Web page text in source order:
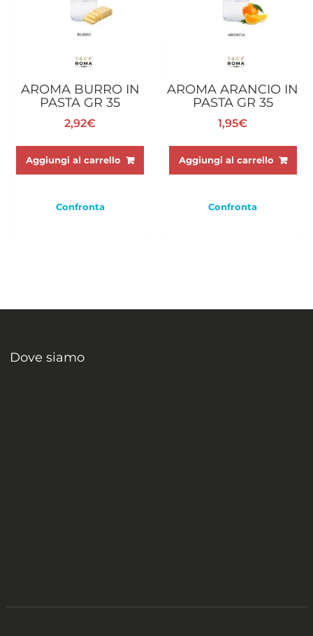
AROMA BURRO IN
PASTA GR 35
2,92€
Aggiungi al carrello
Confronta
AROMA ARANCIO IN
PASTA GR 35
1,95€
Aggiungi al carrello
Confronta
Dove siamo